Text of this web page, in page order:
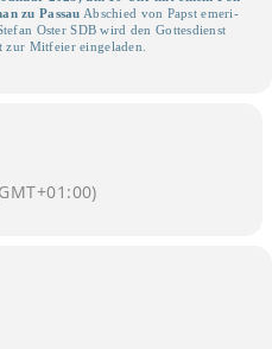
zu Pas­sau Abschied von Papst eme­ri­
OsterSDB wird den Got­tes­dienst
zur Mit­fei­er eingeladen.